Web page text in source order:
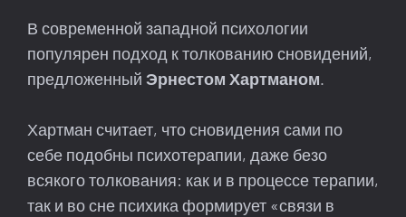
В современной западной психологии
популярен подход к толкованию сновидений,
предложенный Эрнестом Хартманом.
Хартман считает, что сновидения сами по
себе подобны психотерапии, даже безо
всякого толкования: как и в процессе терапии,
так и во сне психика формирует «связи в